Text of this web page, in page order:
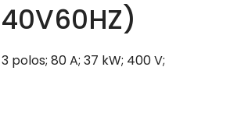
80 A; 37 kW; 400 V;